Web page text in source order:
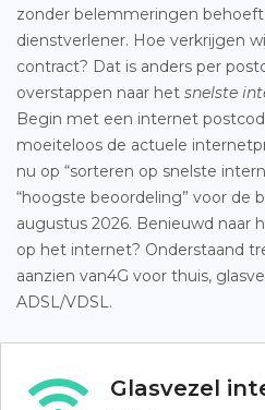
zonder belemmeringen
dienstverlener. Hoe verkrijgen
contract? Dat is anders per
overstappen naar het snelste
Begin met een internet
moeiteloos de actuele
nu op “sorteren op snelste
“hoogste beoordeling” voor de
augustus 2026. Benieuwd naar
op het internet? Onderstaand
aanzien van4G voor thuis,
ADSL/VDSL.
Glasvezel